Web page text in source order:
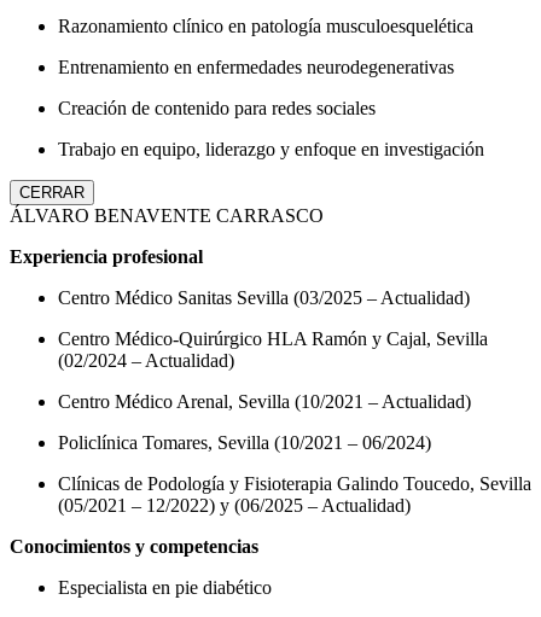
Razonamiento clínico en patología musculoesquelética
Entrenamiento en enfermedades neurodegenerativas
Creación de contenido para redes sociales
Trabajo en equipo, liderazgo y enfoque en investigación
CERRAR
ÁLVARO BENAVENTE CARRASCO
Experiencia profesional
Centro Médico Sanitas Sevilla (03/2025 – Actualidad)
Centro Médico-Quirúrgico HLA Ramón y Cajal, Sevilla
(02/2024 – Actualidad)
Centro Médico Arenal, Sevilla (10/2021 – Actualidad)
Policlínica Tomares, Sevilla (10/2021 – 06/2024)
Clínicas de Podología y Fisioterapia Galindo Toucedo, Sevilla
(05/2021 – 12/2022) y (06/2025 – Actualidad)
Conocimientos y competencias
Especialista en pie diabético